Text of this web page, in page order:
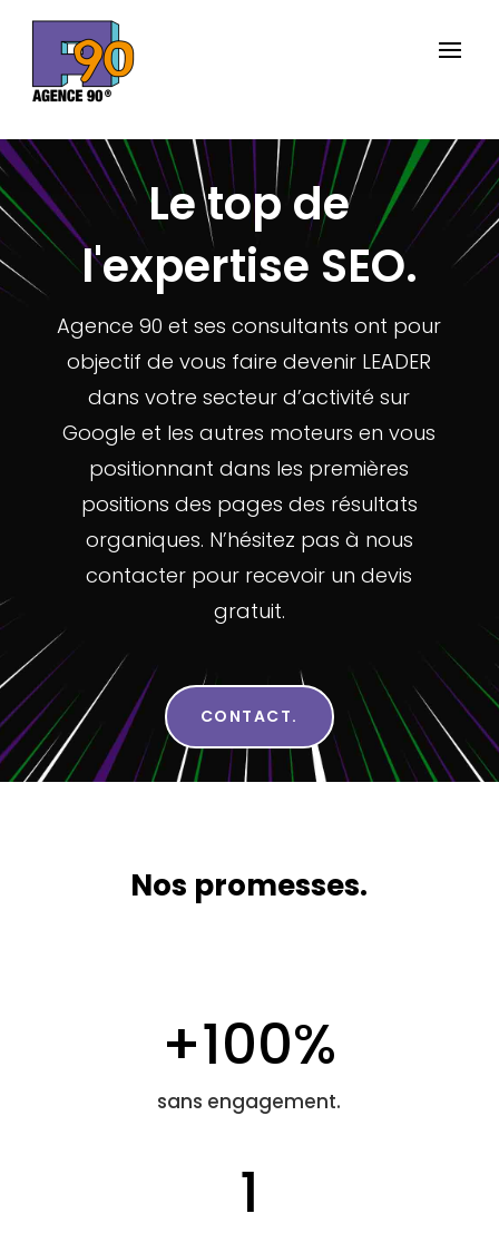
Le top de
l'expertise SEO.
Agence 90 et ses consultants ont pour
objectif de vous faire devenir LEADER
dans votre secteur d’activité sur
Google et les autres moteurs en vous
positionnant dans les premières
positions des pages des résultats
organiques. N’hésitez pas à nous
contacter pour recevoir un devis
gratuit.
CONTACT.
Nos promesses.
+100%
sans engagement.
1